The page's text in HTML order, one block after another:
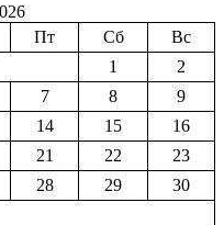
Пт Сб
Вс
1
2
7 8
9
14 15
16
21 22
23
28 29
30